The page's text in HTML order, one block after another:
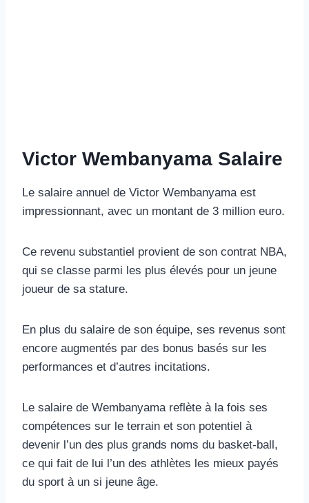
Victor Wembanyama Salaire
Le salaire annuel de Victor Wembanyama est
impressionnant, avec un montant de 3 million euro.
Ce revenu substantiel provient de son contrat NBA,
qui se classe parmi les plus élevés pour un jeune
joueur de sa stature.
En plus du salaire de son équipe, ses revenus sont
encore augmentés par des bonus basés sur les
performances et d’autres incitations.
Le salaire de Wembanyama reflète à la fois ses
compétences sur le terrain et son potentiel à
devenir l’un des plus grands noms du basket-ball,
ce qui fait de lui l’un des athlètes les mieux payés
du sport à un si jeune âge.